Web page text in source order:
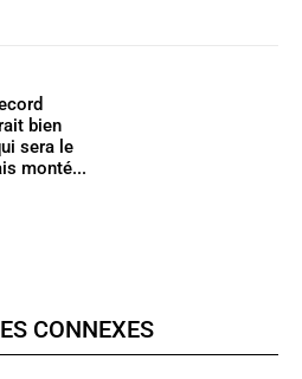
bien
sera le
monté...
CONNEXES